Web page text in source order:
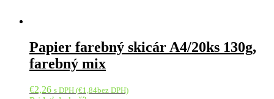
Papier farebný skicár A4/20ks 130g,
farebný mix
€2,26 s DPH (€1,84bez DPH)